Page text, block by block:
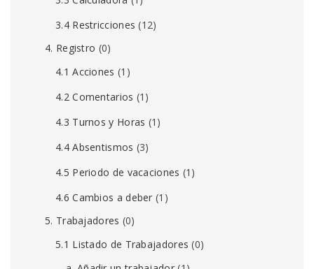
3.4 Restricciones (12)
4. Registro (0)
4.1 Acciones (1)
4.2 Comentarios (1)
4.3 Turnos y Horas (1)
4.4 Absentismos (3)
4.5 Periodo de vacaciones (1)
4.6 Cambios a deber (1)
5. Trabajadores (0)
5.1 Listado de Trabajadores (0)